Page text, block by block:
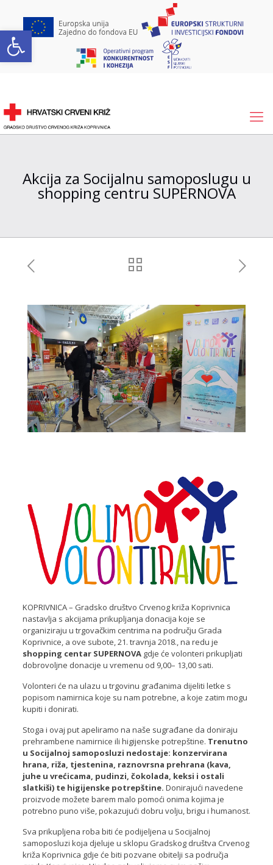
Open toolbar
Akcija za Socijalnu samoposlugu u
shopping centru SUPERNOVA
KOPRIVNICA – Gradsko društvo Crvenog križa Koprivnica
nastavlja s akcijama prikupljanja donacija koje se
organiziraju u trgovačkim centrima na području Grada
Koprivnice, a ove subote, 21. travnja 2018., na redu je
shopping centar SUPERNOVAgdje će volonteri prikupljati
dobrovoljne donacije u vremenu od 9,00– 13,00 sati.
Volonteri će na ulazu u trgovinu građanima dijeliti letke s
popisom namirnica koje su nam potrebne, a koje zatim mogu
kupiti i donirati.
Stoga i ovaj put apeliramo na naše sugrađane da doniraju
prehrambene namirnice ili higijenske potrepštine. Trenutno
u Socijalnoj samoposluzi nedostaje: konzervirana
hrana, riža, tjestenina, raznovrsna prehrana (kava,
juhe u vrećicama, pudinzi, čokolada, keksi i ostali
slatkiši) te higijenske potrepštine. Donirajući navedene
proizvode možete barem malo pomoći onima kojima je
potrebno puno više, pokazujući dobru volju, brigu i humanost.
Sva prikupljena roba biti će podijeljena u Socijalnoj
samoposluzi koja djeluje u sklopu Gradskog društva Crvenog
križa Koprivnica gdje će biti pozvane obitelji sa područja